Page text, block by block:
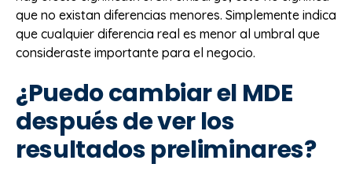
que no existan diferencias menores. Simplemente indica
que cualquier diferencia real es menor al umbral que
consideraste importante para el negocio.
¿Puedo cambiar el MDE
después de ver los
resultados preliminares?